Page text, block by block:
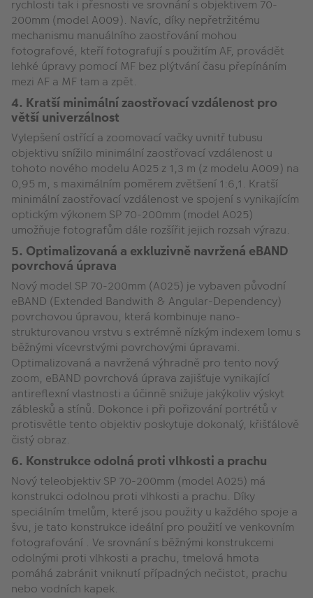
rychlosti tak i přesnosti ve srovnání s objektivem 70-
200mm (model A009). Navíc, díky nepřetržitému
mechanismu manuálního zaostřování mohou
fotografové, kteří fotografují s použitím AF, provádět
lehké úpravy pomocí MF bez plýtvání času přepínáním
mezi AF a MF tam a zpět.
4. Kratší minimální zaostřovací vzdálenost pro
větší univerzálnost
Vylepšení ostřící a zoomovací vačky uvnitř tubusu
objektivu snížilo minimální zaostřovací vzdálenost u
tohoto nového modelu A025 z 1,3 m (z modelu A009) na
0,95 m, s maximálním poměrem zvětšení 1:6,1. Kratší
minimální zaostřovací vzdálenost ve spojení s vynikajícím
optickým výkonem SP 70-200mm (model A025)
umožňuje fotografům dále rozšířit jejich rozsah výrazu.
5. Optimalizovaná a exkluzivně navržená eBAND
povrchová úprava
Nový model SP 70-200mm (A025) je vybaven původní
eBAND (Extended Bandwith & Angular-Dependency)
povrchovou úpravou, která kombinuje nano-
strukturovanou vrstvu s extrémně nízkým indexem lomu s
běžnými vícevrstvými povrchovými úpravami.
Optimalizovaná a navržená výhradně pro tento nový
zoom, eBAND povrchová úprava zajišťuje vynikající
antireflexní vlastnosti a účinně snižuje jakýkoliv výskyt
záblesků a stínů. Dokonce i při pořizování portrétů v
protisvětle tento objektiv poskytuje dokonalý, křišťálově
čistý obraz.
6. Konstrukce odolná proti vlhkosti a prachu
Nový teleobjektiv SP 70-200mm (model A025) má
konstrukci odolnou proti vlhkosti a prachu. Díky
speciálním tmelům, které jsou použity u každého spoje a
švu, je tato konstrukce ideální pro použití ve venkovním
fotografování . Ve srovnání s běžnými konstrukcemi
odolnými proti vlhkosti a prachu, tmelová hmota
pomáhá zabránit vniknutí případných nečistot, prachu
nebo vodních kapek.